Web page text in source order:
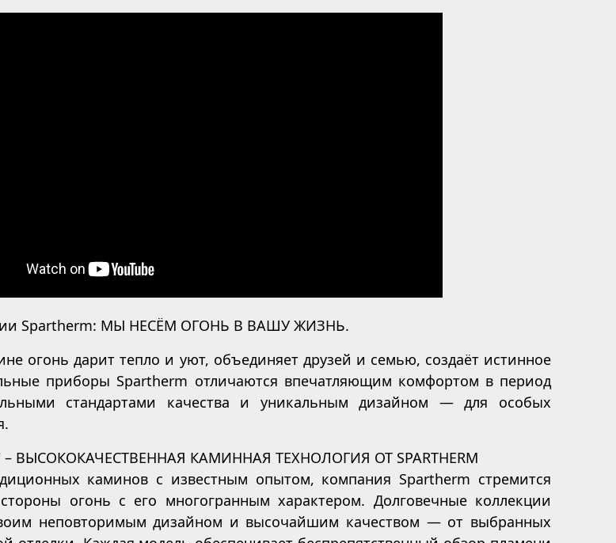
Spartherm: МЫ НЕСЁМ ОГОНЬ В ВАШУ ЖИЗНЬ.
огонь дарит тепло и уют, объединяет друзей и семью, создаёт истинное
приборы Spartherm отличаются впечатляющим комфортом в период
стандартами качества и уникальным дизайном — для особых
КАМИННАЯ ТЕХНОЛОГИЯ ОТ SPARTHERM
каминов с известным опытом, компания Spartherm стремится
огонь с его многогранным характером. Долговечные коллекции
неповторимым дизайном и высочайшим качеством — от выбранных